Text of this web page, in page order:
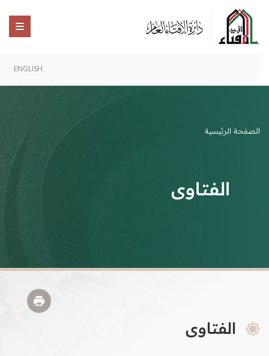
ENGLISH
الصفحة الرئيسية
الفتاوى
الفتاوى